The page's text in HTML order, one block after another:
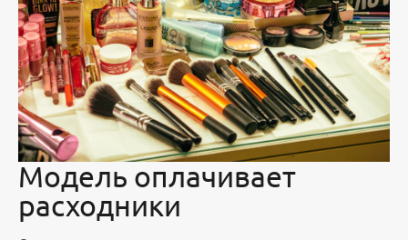
Модель оплачивает
расходники